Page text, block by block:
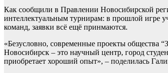
Как сообщили в Правлении Новосибирской
интеллектуальным турнирам: в прошлой игре
команд, заявки всё ещё принмаются.
«Безусловно, современные проекты общества
Новосибирск – это научный центр, город
приобретает хороший опыт», – поделилась